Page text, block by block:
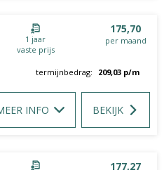
1 jaar
vaste prijs
175,70
per maand
termijnbedrag: 209,03 p/m
INFO BEKIJK
177,27